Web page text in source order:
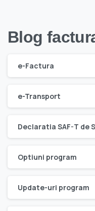
Blog
e-Factura
e-Transport
Declaratia SAF-T de
Optiuni program
Update-uri program